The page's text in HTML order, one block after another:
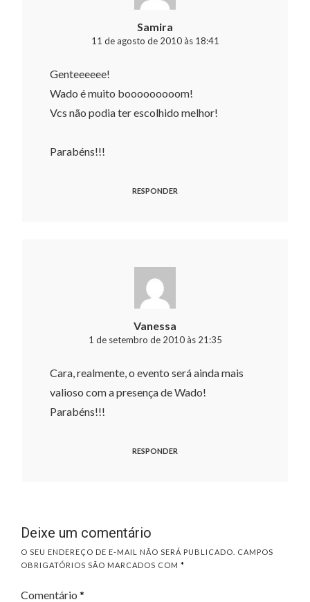
Samira
11 de agosto de 2010 às 18:41
Genteeeeee!
Wado é muito booooooooom!
Vcs não podia ter escolhido melhor!
Parabéns!!!
RESPONDER
Vanessa
1 de setembro de 2010 às 21:35
Cara, realmente, o evento será ainda mais
valioso com a presença de Wado!
Parabéns!!!
RESPONDER
Deixe um comentário
O SEU ENDEREÇO DE E-MAIL NÃO SERÁ PUBLICADO.
CAMPOS
OBRIGATÓRIOS SÃO MARCADOS COM *
Comentário *